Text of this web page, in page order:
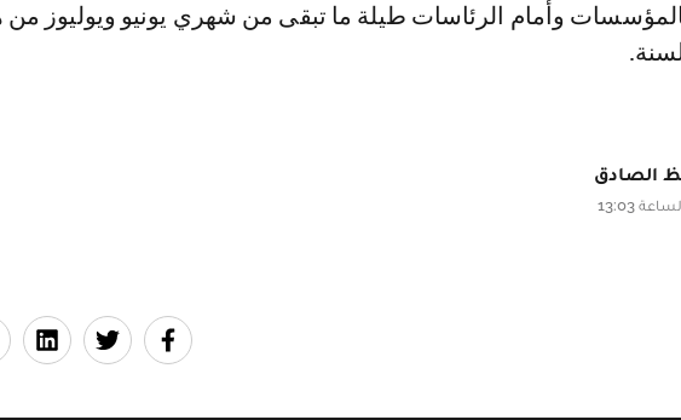
وأمام الرئاسات طيلة ما تبقى من شهري يونيو ويوليوز من
الصادق